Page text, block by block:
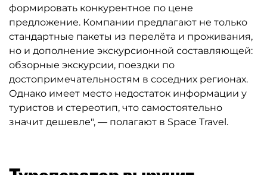
формировать конкурентное по цене
предложение. Компании предлагают не только
стандартные пакеты из перелёта и проживания,
но и дополнение экскурсионной составляющей:
обзорные экскурсии, поездки по
достопримечательностям в соседних регионах.
Однако имеет место недостаток информации у
туристов и стереотип, что самостоятельно
значит дешевле", — полагают в Space Travel.